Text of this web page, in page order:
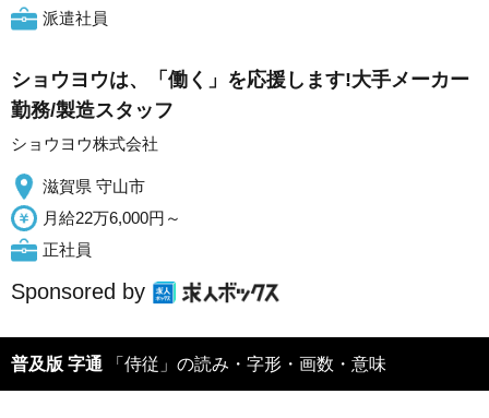
派遣社員
ショウヨウは、「働く」を応援します!大手メーカー
勤務/製造スタッフ
ショウヨウ株式会社
滋賀県 守山市
月給22万6,000円～
正社員
Sponsored by
普及版 字通 「侍従」の読み・字形・画数・意味